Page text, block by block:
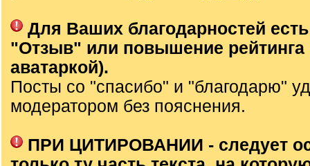
Для Ваших благодарностей
"Отзыв" или повышение рейтинга
аватаркой).
Посты со "спасибо" и "благодарю"
модератором без пояснения.
ПРИ ЦИТИРОВАНИИ - следует